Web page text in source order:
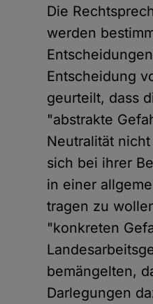
Die
werden
Entscheidung
geurteilt, dass
"abstrakte
Neutralität
sich bei ihrer
in einer
tragen zu
"konkreten
bemängelten,
Darlegungen